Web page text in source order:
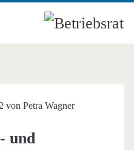
von Petra Wagner
und